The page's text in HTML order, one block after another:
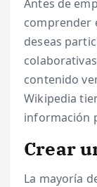
Antes de
comprender
deseas
contenido
Wikipedia
información
Crear
La mayoría